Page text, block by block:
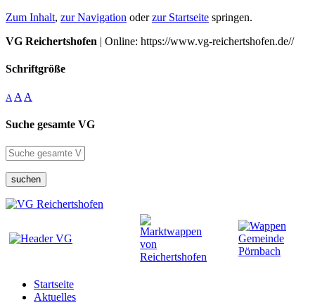
Zum Inhalt, zur Navigation oderzur Startseite springen.
VG Reichertshofen | Online: https://www.vg-reichertshofen.de//
Schriftgröße
A A A
Suche gesamte VG
suchen
Startseite
Aktuelles